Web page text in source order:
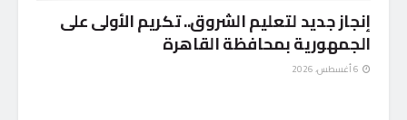
إنجاز جديد لتعليم الشروق.. تكريم الأولى على
الجمهورية بمحافظة القاهرة